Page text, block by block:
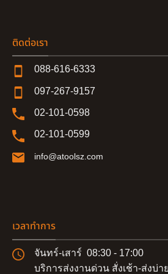
ติดต่อเรา
088-616-6333
097-267-9157
02-101-0598
02-101-0599
info@atoolsz.com
เวลาทำการ
จันทร์-เสาร์ 08:30 - 17:00
บริการส่งงานด่วน สั่งเช้า-ส่งบ่